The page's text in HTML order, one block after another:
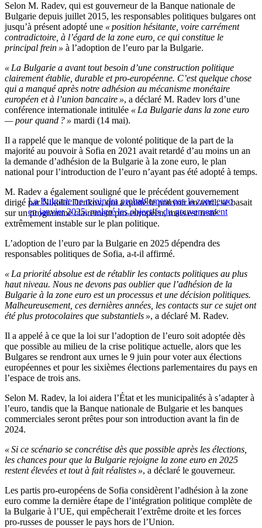
Selon M. Radev, qui est gouverneur de la Banque nationale de
Bulgarie depuis juillet 2015, les responsables politiques bulgares ont
jusqu’à présent adopté une « position hésitante, voire carrément
contradictoire, à l’égard de la zone euro, ce qui constitue le
principal frein » à l’adoption de l’euro par la Bulgarie.
« La Bulgarie a avant tout besoin d’une construction politique
clairement établie, durable et pro-européenne. C’est quelque chose
qui a manqué après notre adhésion au mécanisme monétaire
européen et à l’union bancaire », a déclaré M. Radev lors d’une
conférence internationale intitulée « La Bulgarie dans la zone euro
— pour quand ? » mardi (14 mai).
Il a rappelé que le manque de volonté politique de la part de la
majorité au pouvoir à Sofia en 2021 avait retardé d’au moins un an
la demande d’adhésion de la Bulgarie à la zone euro, le plan
national pour l’introduction de l’euro n’ayant pas été adopté à temps.
La Bulgarie ne rejoindra probablement pas la zone euro
en janvier 2025, malgré les objectifs du gouvernement
M. Radev a également souligné que le précédent gouvernement
dirigé par Nikolaï Denkov, qui a quitté le pouvoir en avril, se basait
sur un programme clairement pro-européen, mais est resté
extrêmement instable sur le plan politique.
L’adoption de l’euro par la Bulgarie en 2025 dépendra des
responsables politiques de Sofia, a-t-il affirmé.
« La priorité absolue est de rétablir les contacts politiques au plus
haut niveau. Nous ne devons pas oublier que l’adhésion de la
Bulgarie à la zone euro est un processus et une décision politiques.
Malheureusement, ces dernières années, les contacts sur ce sujet ont
été plus protocolaires que substantiels », a déclaré M. Radev.
Il a appelé à ce que la loi sur l’adoption de l’euro soit adoptée dès
que possible au milieu de la crise politique actuelle, alors que les
Bulgares se rendront aux urnes le 9 juin pour voter aux élections
européennes et pour les sixièmes élections parlementaires du pays en
l’espace de trois ans.
Selon M. Radev, la loi aidera l’État et les municipalités à s’adapter à
l’euro, tandis que la Banque nationale de Bulgarie et les banques
commerciales seront prêtes pour son introduction avant la fin de
2024.
« Si ce scénario se concrétise dès que possible après les élections,
les chances pour que la Bulgarie rejoigne la zone euro en 2025
restent élevées et tout à fait réalistes », a déclaré le gouverneur.
Les partis pro-européens de Sofia considèrent l’adhésion à la zone
euro comme la dernière étape de l’intégration politique complète de
la Bulgarie à l’UE, qui empêcherait l’extrême droite et les forces
pro-russes de pousser le pays hors de l’Union.